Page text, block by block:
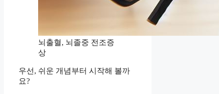
뇌출혈, 뇌졸중 전조증
상
우선, 쉬운 개념부터 시작해 볼까
요?